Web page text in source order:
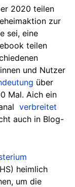
2020 teilen
zur
sei, eine
teilen
und Nutzer
über
Mal. Aich ein
verbreitet
auch in Blog-
heimlich
um die